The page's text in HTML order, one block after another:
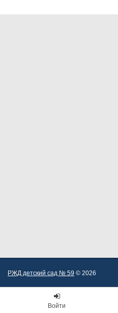
РЖД детский сад № 59 © 2026
Войти